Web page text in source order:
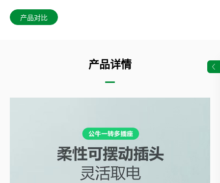
产品对比
产品详情